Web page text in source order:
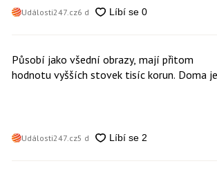
Události247.cz6 d
Působí jako všední obrazy, mají přitom
hodnotu vyšších stovek tisíc korun. Doma je
Události247.cz5 d